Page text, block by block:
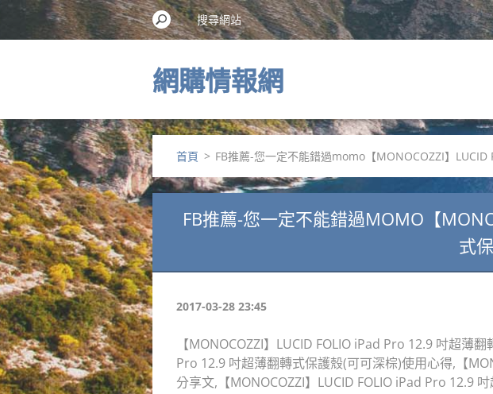
網購情報網
首頁 > FB推薦-您一定不能錯過momo【MONOCOZZI】
FB推薦-您一定不能錯過MOMO【
式
2017-03-28 23:45
【MONOCOZZI】LUCID FOLIO iPad Pro 12.9 吋超薄
Pro 12.9 吋超薄翻轉式保護殼(可可深棕)使用心得,【
分享文,【MONOCOZZI】LUCID FOLIO iPad Pro 12.9